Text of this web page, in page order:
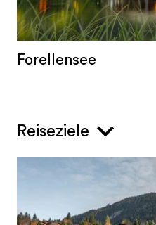
Forellensee
Reiseziele